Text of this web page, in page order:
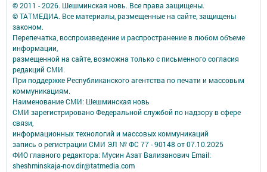
© 2011 - 2026. Шешминская новь. Все права защищены.
© ТАТМЕДИА. Все материалы, размещенные на сайте, защищены
законом.
Перепечатка, воспроизведение и распространение в любом объеме
информации,
размещенной на сайте, возможна только с письменного согласия
редакций СМИ.
При поддержке Республиканского агентства по печати и массовым
коммуникациям.
Наименование СМИ: Шешминская новь
СМИ зарегистрировано Федеральной службой по надзору в сфере
связи,
информационных технологий и массовых коммуникаций
запись о регистрации СМИ ЭЛ № ФС 77 - 90148 от 07.10.2025
ФИО главного редактора: Мусин Азат Вализанович Email:
sheshminskaja-nov.dir@tatmedia.com